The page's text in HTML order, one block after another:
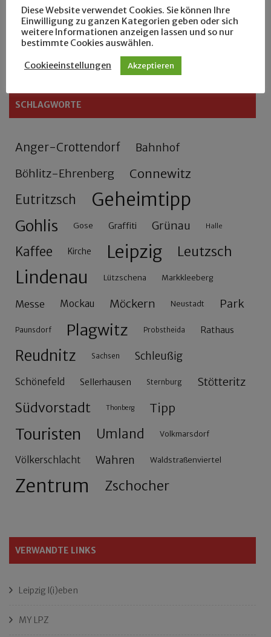
Zu Fuß durch Anger-Crottendorf
Sammler- und Wanderfreund Hardy
SCHLAGWORTE
Anger-Crottendorf Bahnhof
Böhlitz-Ehrenberg Connewitz
Eutritzsch Geheimtipp
Gohlis Gose Graffiti Grünau Halle
Kaffee Kirche Leipzig Leutzsch
Lindenau Lützschena Markkleeberg
Messe Mockau Möckern Neustadt Park
Paunsdorf Plagwitz Probstheida Rathaus
Reudnitz Sachsen Schleußig
Schönefeld Sellerhausen Sternburg Stötteritz
Südvorstadt Thonberg Tipp
Touristen Umland Volkmarsdorf
Völkerschlacht Wahren Waldstraßenviertel
Zentrum Zschocher
VERWANDTE LINKS
Leipzig l(i)eben
MY LPZ
Diese Website verwendet Cookies. Sie können Ihre
Einwilligung zu ganzen Kategorien geben oder sich
weitere Informationen anzeigen lassen und so nur
bestimmte Cookies auswählen.
Cookieeinstellungen Akzeptieren